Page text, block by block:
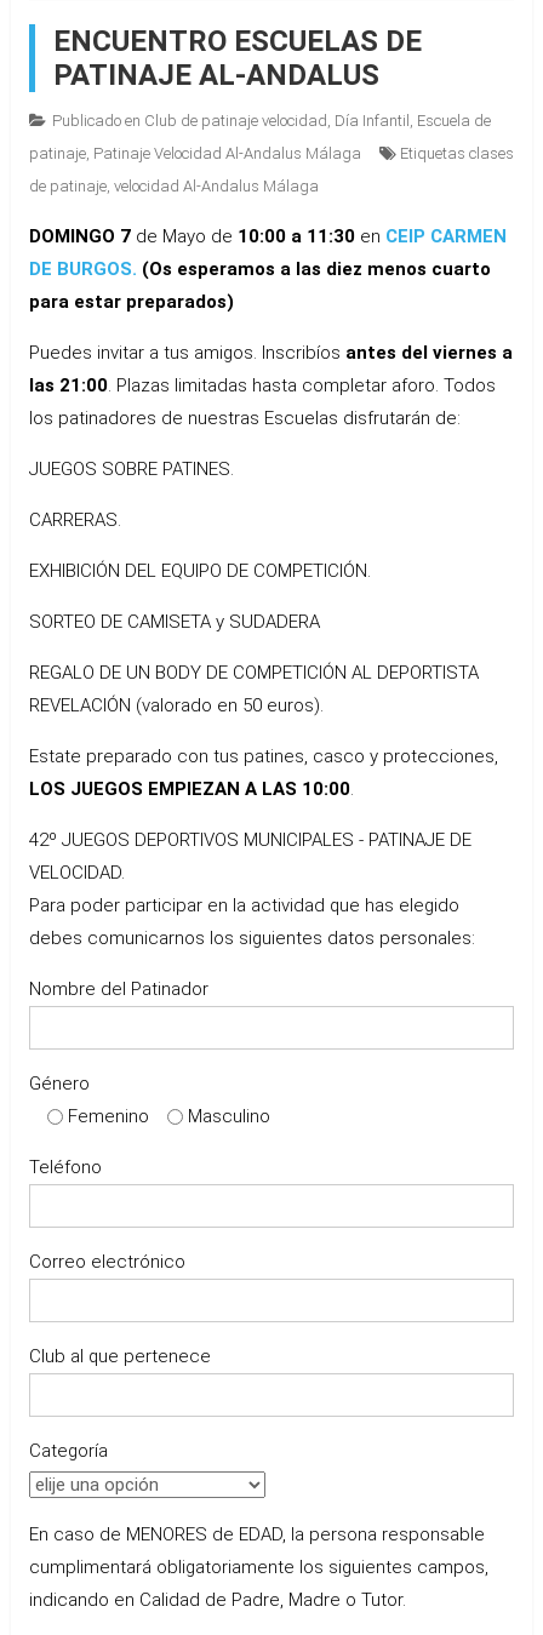
ENCUENTRO ESCUELAS DE
PATINAJE AL-ANDALUS
Publicado en Club de patinaje velocidad Día Infantil Escuela de
patinaje, Patinaje Velocidad Al-Andalus Málaga Etiquetas clases
de patinaje, velocidad Al-Andalus Málaga
DOMINGO 7 de Mayo de 10:00 a 11:30en CEIP CARMEN
DE BURGOS. (Os esperamos a las diez menos cuarto
para estar preparados)
Puedes invitar a tus amigos. Inscribíos antes del viernes a
las 21:00. Plazas limitadas hasta completar aforo. Todos
los patinadores de nuestras Escuelas disfrutarán de:
JUEGOS SOBRE PATINES.
CARRERAS.
EXHIBICIÓN DEL EQUIPO DE COMPETICIÓN.
SORTEO DE CAMISETA y SUDADERA
REGALO DE UN BODY DE COMPETICIÓN AL DEPORTISTA
REVELACIÓN (valorado en 50 euros).
Estate preparado con tus patines, casco y protecciones,
LOS JUEGOS EMPIEZAN A LAS 10:00.
42º JUEGOS DEPORTIVOS MUNICIPALES - PATINAJE DE
VELOCIDAD.
Para poder participar en la actividad que has elegido
debes comunicarnos los siguientes datos personales:
Nombre del Patinador
Género
Femenino
Masculino
Teléfono
Correo electrónico
Club al que pertenece
Categoría
En caso de MENORES de EDAD, la persona responsable
cumplimentará obligatoriamente los siguientes campos,
indicando en Calidad de Padre, Madre o Tutor.